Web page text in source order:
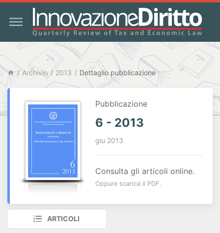
Archivio 2013 Dettaglio pubblicazione
Pubblicazione
6 - 2013
giu 2013
Consulta gli articoli online.
Oppure scarica il PDF.
ARTICOLI